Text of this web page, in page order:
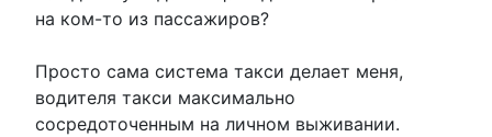
на ком-то из пассажиров?
Просто сама система такси делает меня,
водителя такси максимально
сосредоточенным на личном выживании.